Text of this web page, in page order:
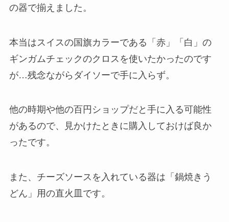
の器で揃えました。
本当はスイスの国旗カラーである「赤」「白」の
ギンガムチェックのクロスを使いたかったのです
が…残念ながらダイソーで手に入らず。
他の時期や他の百円ショップだと手に入る可能性
があるので、見かけたときに購入しておけば良か
ったです。
また、チーズソースを入れている器は「鍋焼きう
どん」用の直火皿です。